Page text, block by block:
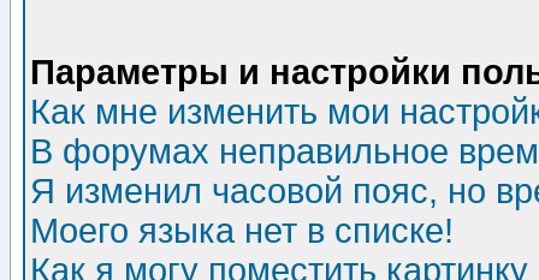
Параметры и настройки
Как мне изменить мои
В форумах неправильное
Я изменил часовой пояс, но
Моего языка нет в списке!
Как я могу поместить